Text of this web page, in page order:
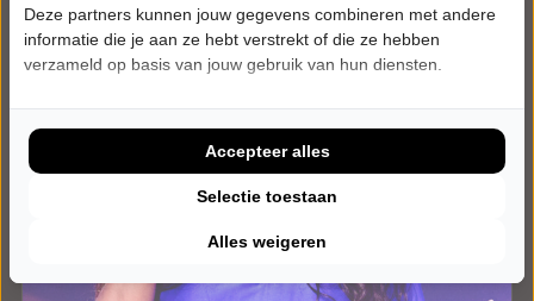
Deze partners kunnen jouw gegevens combineren met andere
informatie die je aan ze hebt verstrekt of die ze hebben
verzameld op basis van jouw gebruik van hun diensten.
Alles weigeren
Selectie toestaan
Accepteer alles